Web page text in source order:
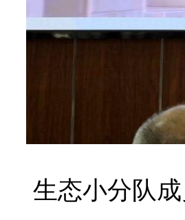
生态小分队